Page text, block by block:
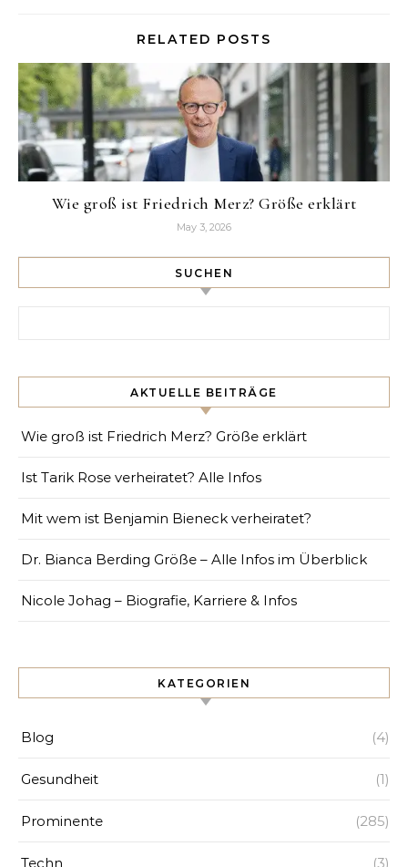
RELATED POSTS
Wie groß ist Friedrich Merz? Größe erklärt
May 3, 2026
SUCHEN
AKTUELLE BEITRÄGE
Wie groß ist Friedrich Merz? Größe erklärt
Ist Tarik Rose verheiratet? Alle Infos
Mit wem ist Benjamin Bieneck verheiratet?
Dr. Bianca Berding Größe – Alle Infos im Überblick
Nicole Johag – Biografie, Karriere & Infos
KATEGORIEN
Blog (4)
Gesundheit (1)
Prominente (285)
Techn (3)